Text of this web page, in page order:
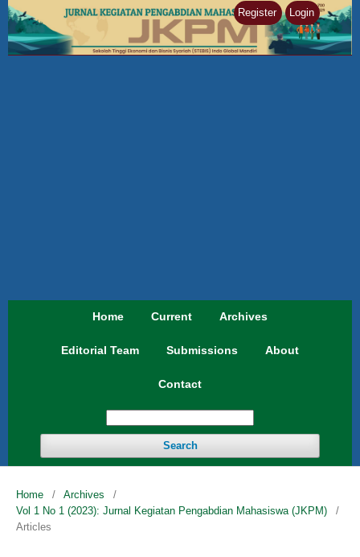
Home Current Archives
Editorial Team Submissions About
Contact
Search
Register Login
Home / Archives
/
Vol 1 No 1 (2023): Jurnal Kegiatan Pengabdian Mahasiswa (JKPM)
/
Articles